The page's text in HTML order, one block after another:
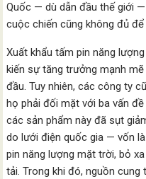
Quốc — dù dẫn đầu thế giới
cuộc chiến cũng không đủ
Xuất khẩu tấm pin năng
kiến sự tăng trưởng mạnh
đầu. Tuy nhiên, các công ty
họ phải đối mặt với ba vấn
các sản phẩm này đã sụt
do lưới điện quốc gia — vốn
pin năng lượng mặt trời, bỏ
tải. Trong khi đó, nguồn